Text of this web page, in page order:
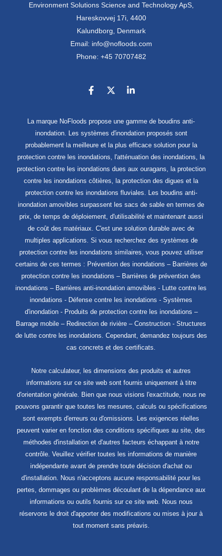
Environment Solutions Science and Technology ApS,
Hareskovvej 17i, 4400
Kalundborg, Denmark
Email: info@nofloods.com
Phone: +45 70707482
La marque NoFloods propose une gamme de boudins anti-
inondation. Les systèmes d'inondation proposés sont
probablement la meilleure et la plus efficace solution pour la
protection contre les inondations, l'atténuation des inondations, la
protection contre les inondations dues aux ouragans, la protection
contre les inondations côtières, la protection des digues et la
protection contre les inondations fluviales. Les boudins anti-
inondation amovibles surpassent les sacs de sable en termes de
prix, de temps de déploiement, d'utilisabilité et maintenant aussi
de coût des matériaux. C'est une solution durable avec de
multiples applications. Si vous recherchez des systèmes de
protection contre les inondations similaires, vous pouvez utiliser
certains de ces termes : Prévention des inondations – Barrières de
protection contre les inondations – Barrières de prévention des
inondations – Barrières anti-inondation amovibles - Lutte contre les
inondations - Défense contre les inondations - Systèmes
d'inondation - Produits de protection contre les inondations –
Barrage mobile – Redirection de rivière – Construction - Structures
de lutte contre les inondations. Cependant, demandez toujours des
cas concrets et des certificats.
Notre calculateur, les dimensions des produits et autres
informations sur ce site web sont fournis uniquement à titre
d'orientation générale. Bien que nous visions l'exactitude, nous ne
pouvons garantir que toutes les mesures, calculs ou spécifications
sont exempts d'erreurs ou d'omissions. Les exigences réelles
peuvent varier en fonction des conditions spécifiques au site, des
méthodes d'installation et d'autres facteurs échappant à notre
contrôle. Veuillez vérifier toutes les informations de manière
indépendante avant de prendre toute décision d'achat ou
d'installation. Nous n'acceptons aucune responsabilité pour les
pertes, dommages ou problèmes découlant de la dépendance aux
informations ou outils fournis sur ce site web. Nous nous
réservons le droit d'apporter des modifications ou mises à jour à
tout moment sans préavis.